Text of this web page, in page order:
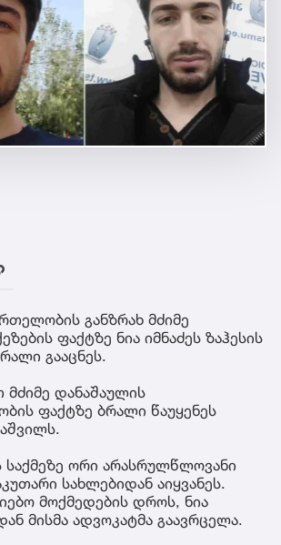
განზრახ მძიმე
ფაქტზე ნია იმნაძეს ზაჰესის
გააცნეს.
მძიმე დანაშაულის
ფაქტზე ბრალი წაუყენეს
საქმეზე ორი არასრულწლოვანი
სახლებიდან აიყვანეს.
მოქმედების დროს, ნია
მისმა ადვოკატმა გაავრცელა.